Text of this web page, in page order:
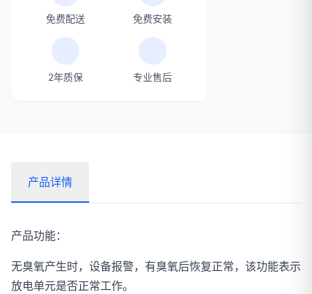
免费配送 免费安装
2年质保 专业售后
产品详情
产品功能：
无臭氧产生时，设备报警，有臭氧后恢复正常，该功能表示
放电单元是否正常工作。